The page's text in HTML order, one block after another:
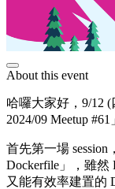
About this event
哈囉大家好，9/12
2024/09 Meetup #61
首先第一場
Dockerfile」，雖然
又能有效率建置的